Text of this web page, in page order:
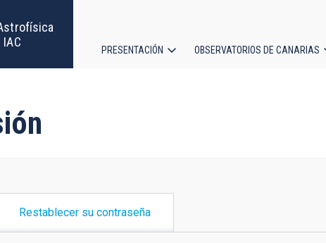
IAC
PRESENTACIÓN OBSERVATORIOS DE CANARIAS
Restablecer su contraseña